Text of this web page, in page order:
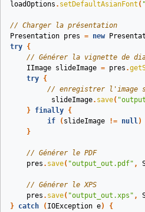
loadOptions . setDefaultAsianFont (
// Charger la présentation
Presentation pres = new
try {
// Générer la vignette de
IImage slideImage = pres .
try {
// enregistrer l'image
slideImage. save(
} finally {
if
( slideImage != null)
}
// Générer le PDF
pres . save( "output_out.pdf" ,
// Générer le XPS
pres . save( "output_out.xps" ,
} catch ( IOException e)
{